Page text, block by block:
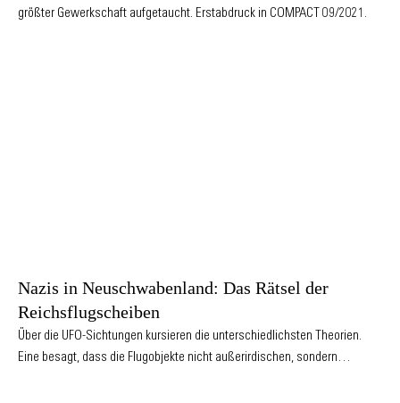
größter Gewerkschaft aufgetaucht. Erstabdruck in COMPACT 09/2021.
Nazis in Neuschwabenland: Das Rätsel der
Reichsflugscheiben
Über die UFO-Sichtungen kursieren die unterschiedlichsten Theorien.
Eine besagt, dass die Flugobjekte nicht außerirdischen, sondern…